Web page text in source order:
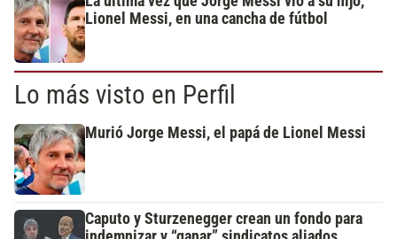
Lionel Messi, en una cancha de fútbol
Lo más visto en Perfil
Murió Jorge Messi, el papá de Lionel Messi
Caputo y Sturzenegger crean un fondo para